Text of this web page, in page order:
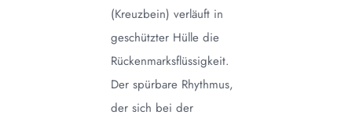
(Kreuzbein) verläuft in
geschützter Hülle die
Rückenmarksflüssigkeit.
Der spürbare Rhythmus,
der sich bei der